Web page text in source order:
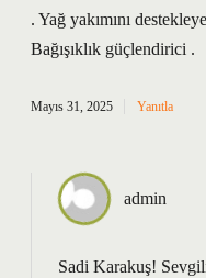
. Yağ yakımını
Bağışıklık güçlendirici .
Mayıs 31, 2025 Yanıtla
admin
Sadi Karakuş!